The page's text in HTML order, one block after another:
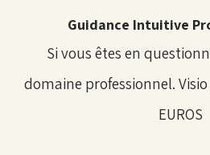
Guidance Intuitive
Si vous êtes en
domaine professionnel.
EUROS